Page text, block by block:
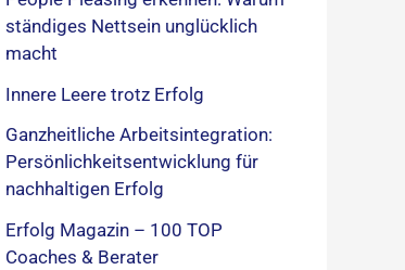
ständiges Nettsein unglücklich
macht
Innere Leere trotz Erfolg
Ganzheitliche Arbeitsintegration:
Persönlichkeitsentwicklung für
nachhaltigen Erfolg
Erfolg Magazin – 100 TOP
Coaches & Berater